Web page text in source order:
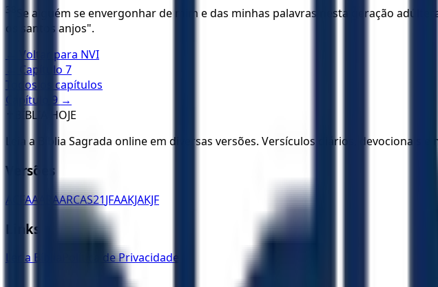
38
Se alguém se envergonhar de mim e das minhas palavras nesta geração
os santos anjos".
← Voltar para NVI
← Capítulo 7
Todos os capítulos
Capítulo
9 →
BÍBLIA HOJE
Leia a Bíblia Sagrada online em diversas versões. Versículos diários, devocionais e
Versões
ACFAA ARAARCAS21JFAAKJAKJF
Links
Ler a Bíblia Política de Privacidade